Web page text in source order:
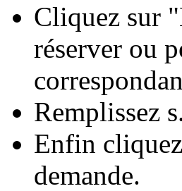
Cliquez sur
réserver ou
Remplissez
Enfin
demande.